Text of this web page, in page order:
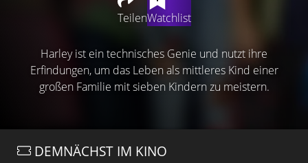
TeilenWatchlist
Harley ist ein technisches Genie und nutzt ihre
Erfindungen, um das Leben als mittleres Kind einer
großen Familie mit sieben Kindern zu meistern.
DEMNÄCHST IM KINO